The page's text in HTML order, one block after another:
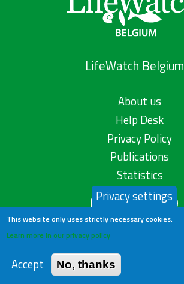
LifeWatch Belgium
About us
Help Desk
Privacy Policy
Publications
Statistics
Contact us
Privacy settings
This website only uses strictly necessary cookies.
Learn more in our privacy policy
Accept No, thanks